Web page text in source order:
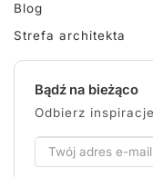
Blog
Strefa architekta
Bądź na bieżąco
Odbierz